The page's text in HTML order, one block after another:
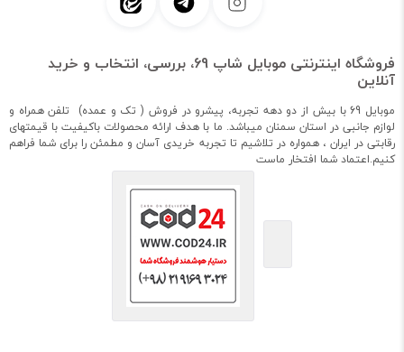
فروشگاه اینترنتی موبایل شاپ 69، بررسی، انتخاب و خرید
آنلاین
موبایل 69 با بیش از دو دهه تجربه، پیشرو در فروش ( تک و عمده) تلفن همراه و
لوازم جانبی در استان سمنان میباشد. ما با هدف ارائه محصولات باکیفیت با قیمتهای
رقابتی در ایران ، همواره در تلاشیم تا تجربه خریدی آسان و مطمئن را برای شما فراهم
کنیم.اعتماد شما افتخار ماست